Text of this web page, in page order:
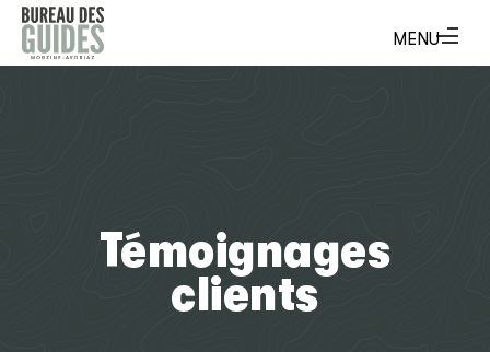
Témoignages
clients